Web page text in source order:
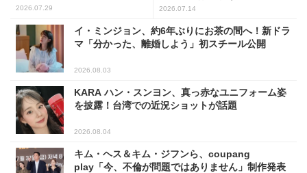
2026.07.29
会に出席！(PHOTO18枚)
2026.07.14
イ・ミンジョン、約6年ぶりにお茶の間へ！新ドラ
マ「分かった、離婚しよう」初スチール公開
2026.08.03
KARA ハン・スンヨン、真っ赤なユニフォーム姿
を披露！台湾での近況ショットが話題
2026.08.04
キム・ヘス＆キム・ジフンら、coupang
play「今、不倫が問題ではありません」制作発表